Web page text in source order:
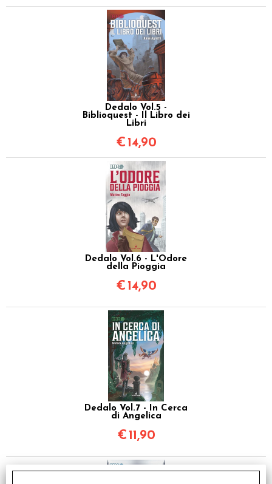
Dedalo Vol.5 -
Biblioquest - Il Libro dei
Libri
€ 14,90
Dedalo Vol.6 - L'Odore
della Pioggia
€ 14,90
Dedalo Vol.7 - In Cerca
di Angelica
€ 11,90